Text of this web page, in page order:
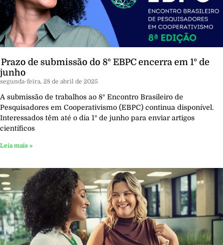
Prazo de submissão do 8º EBPC encerra em 1º de
junho
segunda-feira, 28 de abril de 2025
A submissão de trabalhos ao 8º Encontro Brasileiro de
Pesquisadores em Cooperativismo (EBPC) continua disponível.
Interessados têm até o dia 1º de junho para enviar artigos
científicos
Leia mais »